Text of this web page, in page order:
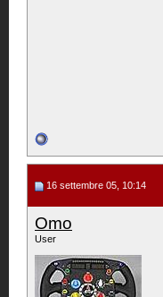
16 settembre 05, 10:14
Omo
User